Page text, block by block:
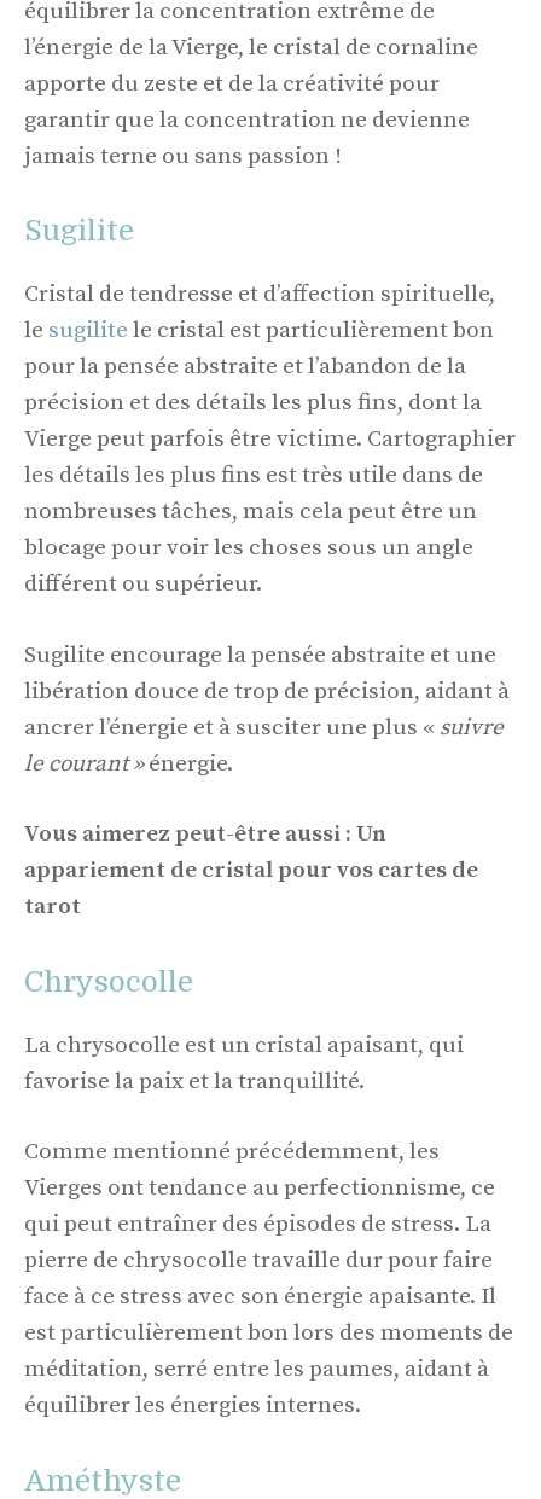
équilibrer la concentration extrême de
l’énergie de la Vierge, le cristal de cornaline
apporte du zeste et de la créativité pour
garantir que la concentration ne devienne
jamais terne ou sans passion !
Sugilite
Cristal de tendresse et d’affection spirituelle,
le sugilite le cristal est particulièrement bon
pour la pensée abstraite et l’abandon de la
précision et des détails les plus fins, dont la
Vierge peut parfois être victime. Cartographier
les détails les plus fins est très utile dans de
nombreuses tâches, mais cela peut être un
blocage pour voir les choses sous un angle
différent ou supérieur.
Sugilite encourage la pensée abstraite et une
libération douce de trop de précision, aidant à
ancrer l’énergie et à susciter une plus « suivre
le courant »énergie.
Vous aimerez peut-être aussi : Un
appariement de cristal pour vos cartes de
tarot
Chrysocolle
La chrysocolle est un cristal apaisant, qui
favorise la paix et la tranquillité.
Comme mentionné précédemment, les
Vierges ont tendance au perfectionnisme, ce
qui peut entraîner des épisodes de stress. La
pierre de chrysocolle travaille dur pour faire
face à ce stress avec son énergie apaisante. Il
est particulièrement bon lors des moments de
méditation, serré entre les paumes, aidant à
équilibrer les énergies internes.
Améthyste